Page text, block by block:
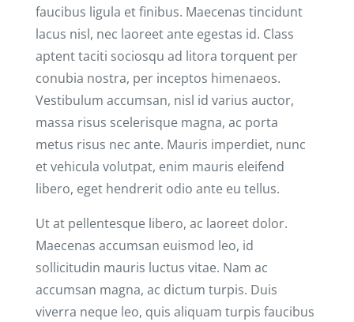
faucibus ligula et finibus. Maecenas tincidunt
lacus nisl, nec laoreet ante egestas id. Class
aptent taciti sociosqu ad litora torquent per
conubia nostra, per inceptos himenaeos.
Vestibulum accumsan, nisl id varius auctor,
massa risus scelerisque magna, ac porta
metus risus nec ante. Mauris imperdiet, nunc
et vehicula volutpat, enim mauris eleifend
libero, eget hendrerit odio ante eu tellus.
Ut at pellentesque libero, ac laoreet dolor.
Maecenas accumsan euismod leo, id
sollicitudin mauris luctus vitae. Nam ac
accumsan magna, ac dictum turpis. Duis
viverra neque leo, quis aliquam turpis faucibus